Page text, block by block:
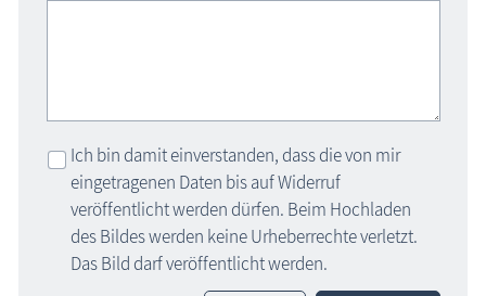
Ich bin damit einverstanden, dass die von mir
eingetragenen Daten bis auf Widerruf
veröffentlicht werden dürfen. Beim Hochladen
des Bildes werden keine Urheberrechte verletzt.
Das Bild darf veröffentlicht werden.